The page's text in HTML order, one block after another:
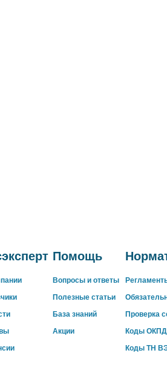
Помощь
Вопросы и ответы
Полезные статьи
База знаний
Акции
Проверка
Коды
Коды ТН